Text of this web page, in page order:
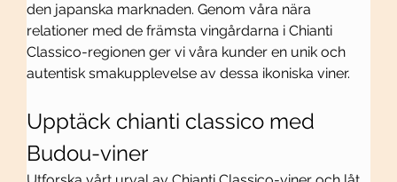
den japanska marknaden. Genom våra nära
relationer med de främsta vingårdarna i Chianti
Classico-regionen ger vi våra kunder en unik och
autentisk smakupplevelse av dessa ikoniska viner.
Upptäck chianti classico med
Budou-viner